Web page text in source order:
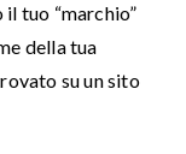
tuo “marchio”
della tua
su un sito